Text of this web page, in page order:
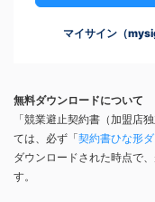
マイサイン（
無料ダウンロードについて
「競業避止契約書（加盟店
ては、必ず「契約書ひな形
ダウンロードされた時点で
す。